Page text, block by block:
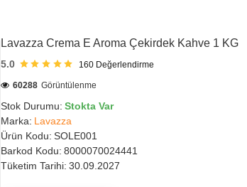
Lavazza Crema E Aroma Çekirdek Kahve 1 KG
5.0 160 Değerlendirme
Stok Durumu: Stokta Var
Marka: Lavazza
Ürün Kodu: SOLE001
Barkod Kodu: 8000070024441
Tüketim Tarihi: 30.09.2027
60288 Görüntülenme